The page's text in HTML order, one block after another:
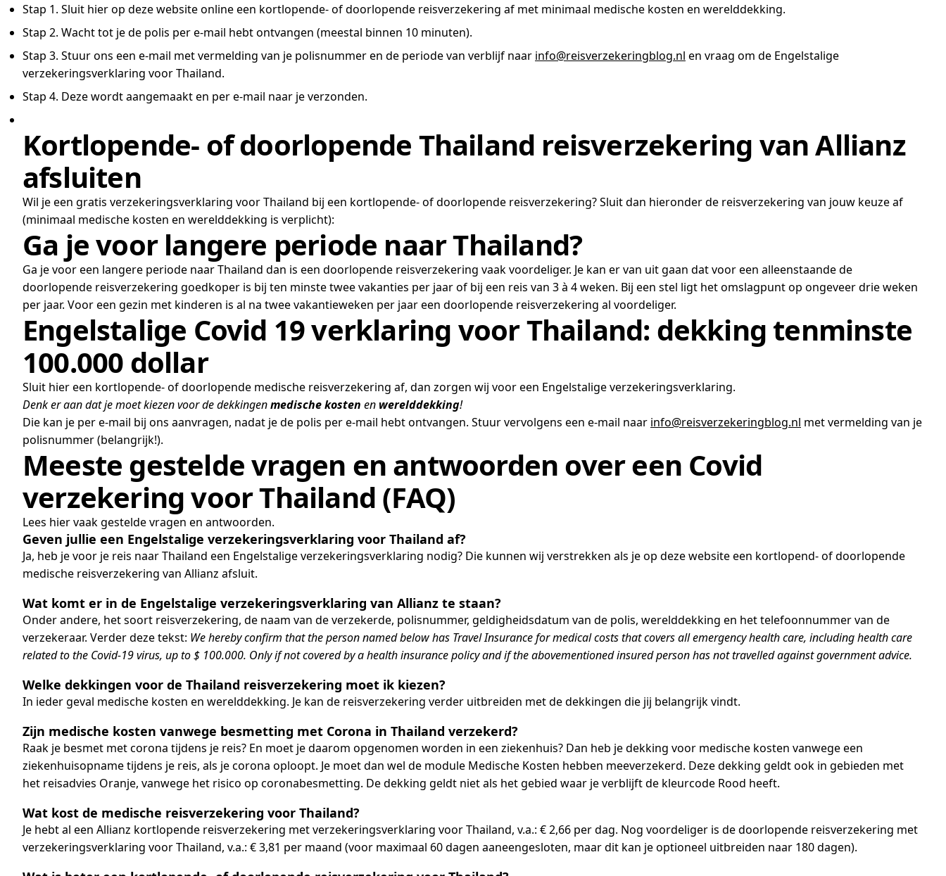
Stap 1. Sluit hier op deze website online een kortlopende- of doorlopende reisverzekering af met minimaal medische kosten en werelddekking.
Stap 2. Wacht tot je de polis per e-mail hebt ontvangen (meestal binnen 10 minuten).
Stap 3. Stuur ons een e-mail met vermelding van je polisnummer en de periode van verblijf naar info@reisverzekeringblog.nl en vraag om de Engelstalige
verzekeringsverklaring voor Thailand.
Stap 4. Deze wordt aangemaakt en per e-mail naar je verzonden.
Kortlopende- of doorlopende Thailand reisverzekering van Allianz
afsluiten
Wil je een gratis verzekeringsverklaring voor Thailand bij een kortlopende- of doorlopende reisverzekering? Sluit dan hieronder de reisverzekering van jouw keuze af
(minimaal medische kosten en werelddekking is verplicht):
Ga je voor langere periode naar Thailand?
Ga je voor een langere periode naar Thailand dan is een doorlopende reisverzekering vaak voordeliger. Je kan er van uit gaan dat voor een alleenstaande de
doorlopende reisverzekering goedkoper is bij ten minste twee vakanties per jaar of bij een reis van 3 à 4 weken. Bij een stel ligt het omslagpunt op ongeveer drie weken
per jaar. Voor een gezin met kinderen is al na twee vakantieweken per jaar een doorlopende reisverzekering al voordeliger.
Engelstalige Covid 19 verklaring voor Thailand: dekking tenminste
100.000 dollar
Sluit hier een kortlopende- of doorlopende medische reisverzekering af, dan zorgen wij voor een Engelstalige verzekeringsverklaring.
Denk er aan dat je moet kiezen voor de dekkingenmedische kosten en werelddekking!
Die kan je per e-mail bij ons aanvragen, nadat je de polis per e-mail hebt ontvangen. Stuur vervolgens een e-mail naar info@reisverzekeringblog.nl met vermelding van je
polisnummer (belangrijk!).
Meeste gestelde vragen en antwoorden over een Covid
verzekering voor Thailand (FAQ)
Lees hier vaak gestelde vragen en antwoorden.
Geven jullie een Engelstalige verzekeringsverklaring voor Thailand af?
Ja, heb je voor je reis naar Thailand een Engelstalige verzekeringsverklaring nodig? Die kunnen wij verstrekken als je op deze website een kortlopend- of doorlopende
medische reisverzekering van Allianz afsluit.
Wat komt er in de Engelstalige verzekeringsverklaring van Allianz te staan?
Onder andere, het soort reisverzekering, de naam van de verzekerde, polisnummer, geldigheidsdatum van de polis, werelddekking en het telefoonnummer van de
verzekeraar. Verder deze tekst: We hereby confirm that the person named below has Travel Insurance for medical costs that covers all emergency health care, including health care
related to the Covid-19 virus, up to $ 100.000. Only if not covered by a health insurance policy and if the abovementioned insured person has not travelled against government advice.
Welke dekkingen voor de Thailand reisverzekering moet ik kiezen?
In ieder geval medische kosten en werelddekking. Je kan de reisverzekering verder uitbreiden met de dekkingen die jij belangrijk vindt.
Zijn medische kosten vanwege besmetting met Corona in Thailand verzekerd?
Raak je besmet met corona tijdens je reis? En moet je daarom opgenomen worden in een ziekenhuis? Dan heb je dekking voor medische kosten vanwege een
ziekenhuisopname tijdens je reis, als je corona oploopt. Je moet dan wel de module Medische Kosten hebben meeverzekerd. Deze dekking geldt ook in gebieden met
het reisadvies Oranje, vanwege het risico op coronabesmetting. De dekking geldt niet als het gebied waar je verblijft de kleurcode Rood heeft.
Wat kost de medische reisverzekering voor Thailand?
Je hebt al een Allianz kortlopende reisverzekering met verzekeringsverklaring voor Thailand, v.a.: € 2,66 per dag. Nog voordeliger is de doorlopende reisverzekering met
verzekeringsverklaring voor Thailand, v.a.: € 3,81 per maand (voor maximaal 60 dagen aaneengesloten, maar dit kan je optioneel uitbreiden naar 180 dagen).